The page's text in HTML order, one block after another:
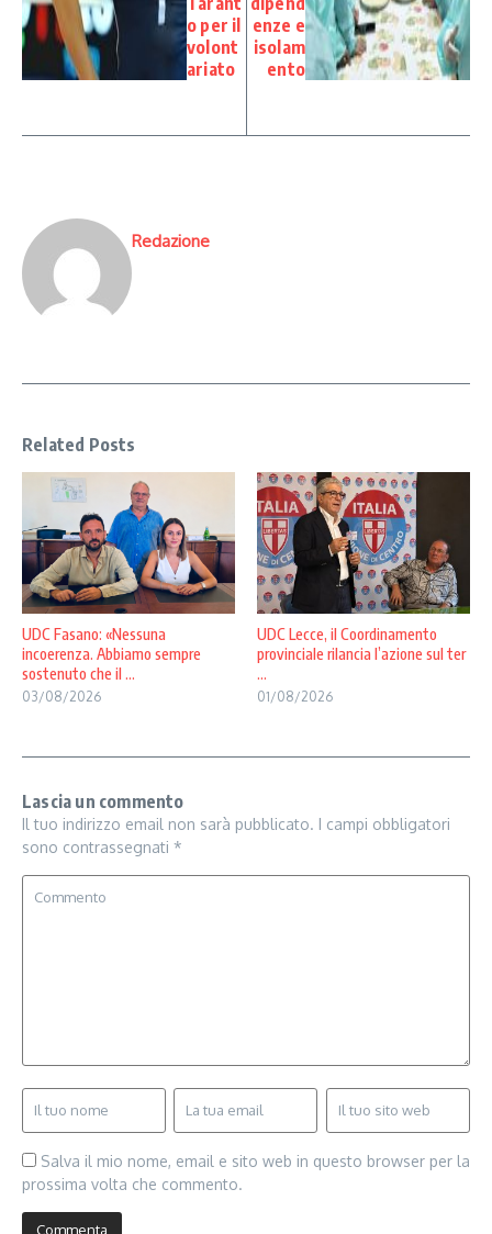
o per il
volont
ariato
enze e
isolam
ento
Redazione
Related Posts
UDC Fasano: «Nessuna
incoerenza. Abbiamo sempre
sostenuto che il ...
03/08/2026
UDC Lecce, il Coordinamento
provinciale rilancia l’azione sul ter
...
01/08/2026
Lascia un commento
Il tuo indirizzo email non sarà pubblicato. I campi obbligatori
sono contrassegnati *
Salva il mio nome, email e sito web in questo browser per la
prossima volta che commento.